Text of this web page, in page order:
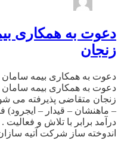
دعوت به همکاری
زنجان
دعوت به همکاری بیمه سامان
دعوت به همکاری بیمه سامان
زنجان متقاضی پذیرفته می
– ماهنشان – قیدار – ایجرود)
درآمد برابر با تلاش و
اندوخته ساز شرکت آتیه